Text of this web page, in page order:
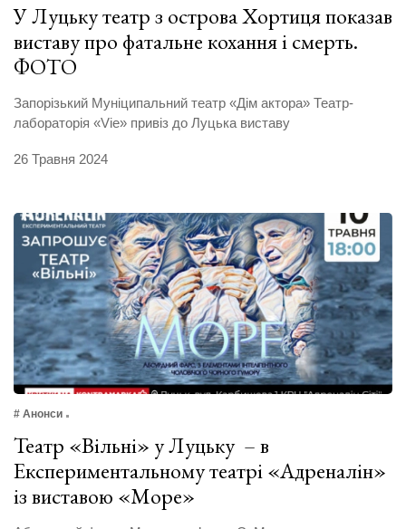
У Луцьку театр з острова Хортиця показав
виставу про фатальне кохання і смерть.
ФОТО
Запорізький Муніципальний театр «Дім актора» Театр-
лабораторія «Vіе» привіз до Луцька виставу
26 Травня 2024
# Анонси
Театр «Вільні» у Луцьку – в
Експериментальному театрі «Адреналін»
із виставою «Море»